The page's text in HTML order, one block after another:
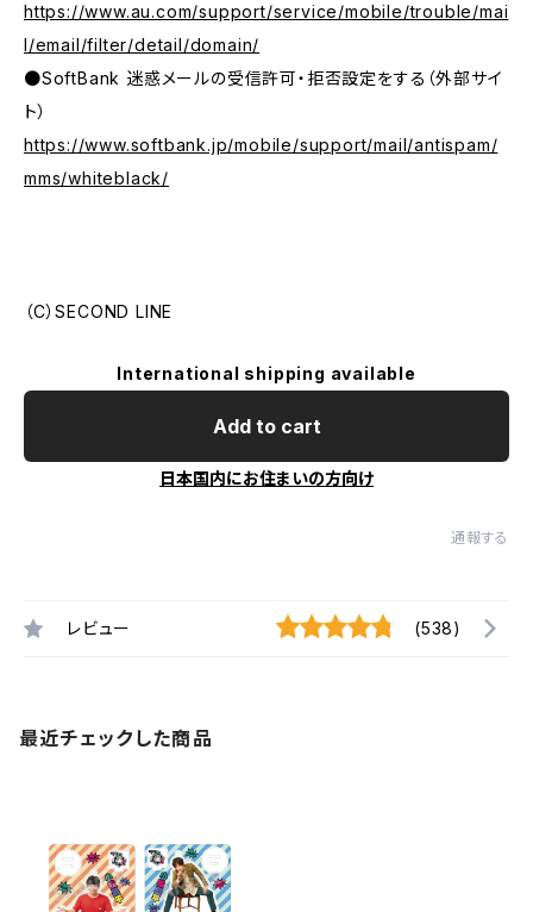
https://www.au.com/support/service/mobile/trouble/mai
l/email/filter/detail/domain/
●SoftBank 迷惑メールの受信許可・拒否設定をする（外部サイ
ト）
https://www.softbank.jp/mobile/support/mail/antispam/
mms/whiteblack/
（C）SECOND LINE
International shipping available
Add to cart
日本国内にお住まいの方向け
通報する
レビュー (538)
最近チェックした商品